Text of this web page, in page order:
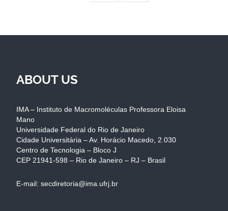
ABOUT US
IMA – Instituto de Macromoléculas Professora Eloisa
Mano
Universidade Federal do Rio de Janeiro
Cidade Universitária – Av. Horácio Macedo, 2.030
Centro de Tecnologia – Bloco J
CEP 21941-598 – Rio de Janeiro – RJ – Brasil
E-mail: secdiretoria@ima.ufrj.br